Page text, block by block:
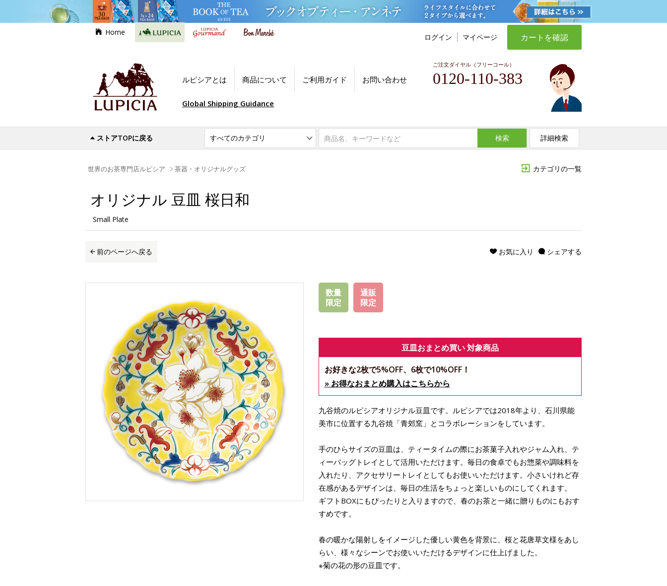
Home
ログイン マイページ カートを確認
ルピシアとは 商品について ご利用ガイド お問い合わせ
ご注文ダイヤル（フリーコール）
0120-110-383
Global Shipping Guidance
ストアTOPに戻る 検索 詳細検索
カテゴリの一覧
世界のお茶専門店ルピシア 茶器・オリジナルグッズ
オリジナル 豆皿 桜日和
Small Plate
前のページへ戻る シェアする
お気に入り
数量
限定
通販
限定
豆皿おまとめ買い 対象商品
お好きな2枚で5%OFF、6枚で10%OFF！
» お得なおまとめ購入はこちらから
九谷焼のルピシアオリジナル豆皿です。ルピシアでは2018年より、石川県能
美市に位置する九谷焼「青郊窯」とコラボレーションをしています。
手のひらサイズの豆皿は、ティータイムの際にお茶菓子入れやジャム入れ、テ
ィーバッグトレイとして活用いただけます。毎日の食卓でもお惣菜や調味料を
入れたり、アクセサリートレイとしてもお使いいただけます。小さいけれど存
在感があるデザインは、毎日の生活をちょっと楽しいものにしてくれます。
ギフトBOXにもぴったりと入りますので、春のお茶と一緒に贈りものにもおす
すめです。
春の暖かな陽射しをイメージした優しい黄色を背景に、桜と花唐草文様をあし
らい、様々なシーンでお使いいただけるデザインに仕上げました。
※菊の花の形の豆皿です。